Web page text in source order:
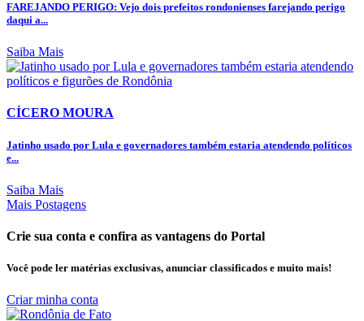
FAREJANDO PERIGO: Vejo dois prefeitos rondonienses farejando perigo
daqui a...
Saiba Mais
CÍCERO MOURA
Jatinho usado por Lula e governadores também estaria atendendo políticos
e...
Saiba Mais
Mais Postagens
Crie sua conta e confira as vantagens do Portal
Você pode ler matérias exclusivas, anunciar classificados e muito mais!
Criar minha conta